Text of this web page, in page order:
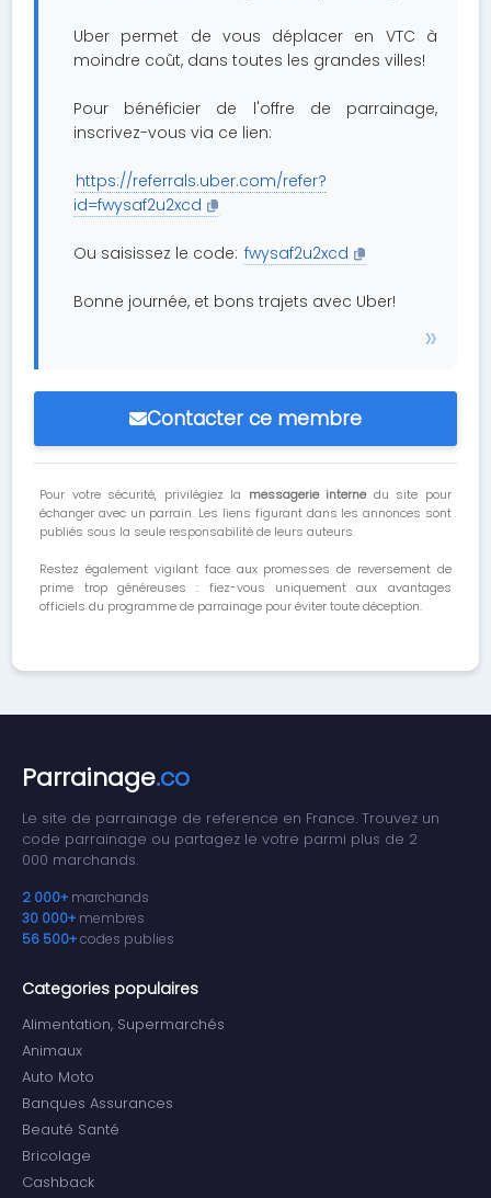
Uber permet de vous déplacer en VTC à
moindre coût, dans toutes les grandes villes!
Pour bénéficier de l'offre de parrainage,
inscrivez-vous via ce lien:
https://referrals.uber.com/refer?
id=fwysaf2u2xcd
Ou saisissez le code: fwysaf2u2xcd
Bonne journée, et bons trajets avec Uber!
Contacter ce membre
Pour votre sécurité, privilégiez la messagerie internedu site pour
échanger avec un parrain. Les liens figurant dans les annonces sont
publiés sous la seule responsabilité de leurs auteurs.
Restez également vigilant face aux promesses de reversement de
prime trop généreuses : fiez-vous uniquement aux avantages
officiels du programme de parrainage pour éviter toute déception.
Parrainage.co
Le site de parrainage de reference en France. Trouvez un
code parrainage ou partagez le votre parmi plus de 2
000 marchands.
2 000+ marchands
30 000+ membres
56 500+codes publies
Categories populaires
Alimentation, Supermarchés
Animaux
Auto Moto
Banques Assurances
Beauté Santé
Bricolage
Cashback